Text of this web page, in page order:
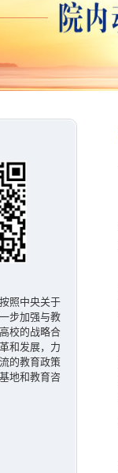
照中央关于
步加强与教
校的战略合
和发展，力
的教育政策
地和教育咨